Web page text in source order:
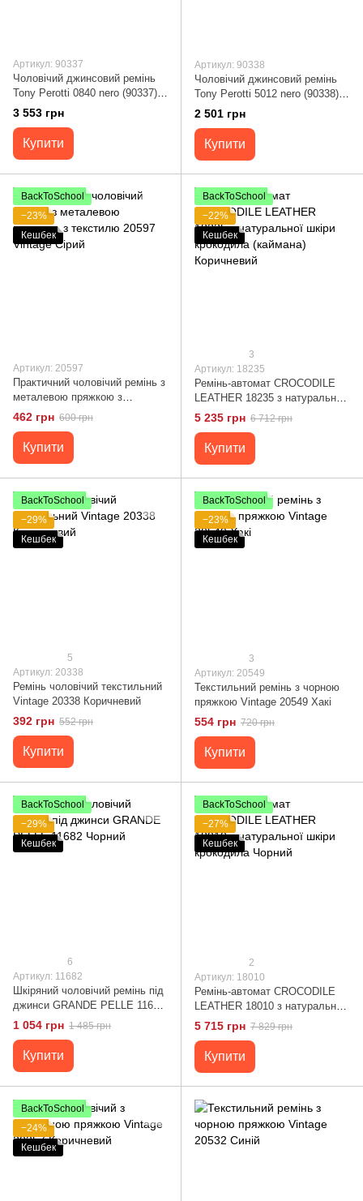
Артикул: 90337
Чоловічий джинсовий ремінь
Tony Perotti 0840 nero (90337)
Чорний
3 553 грн
Купити
Артикул: 90338
Чоловічий джинсовий ремінь
Tony Perotti 5012 nero (90338)
Чорний
2 501 грн
Купити
BackToSchool
−23%
Кешбек
Артикул: 20597
Практичний чоловічий ремінь з
металевою пряжкою з
текстилю 20597 Vintage Сірий
462 грн 600 грн
Купити
BackToSchool
−22%
Кешбек
3
Артикул: 18235
Ремінь-автомат CROCODILE
LEATHER 18235 з натуральної
шкіри крокодила (каймана)
Коричневий
5 235 грн 6 712 грн
Купити
BackToSchool
−29%
Кешбек
5
Артикул: 20338
Ремінь чоловічий текстильний
Vintage 20338 Коричневий
392 грн 552 грн
Купити
BackToSchool
−23%
Кешбек
3
Артикул: 20549
Текстильний ремінь з чорною
пряжкою Vintage 20549 Хакі
554 грн 720 грн
Купити
BackToSchool
−29%
Кешбек
6
Артикул: 11682
Шкіряний чоловічий ремінь під
джинси GRANDE PELLE 11682
Чорний
1 054 грн 1 485 грн
Купити
BackToSchool
−27%
Кешбек
2
Артикул: 18010
Ремінь-автомат CROCODILE
LEATHER 18010 з натуральної
шкіри крокодила Чорний
5 715 грн 7 829 грн
Купити
BackToSchool
−24%
Кешбек